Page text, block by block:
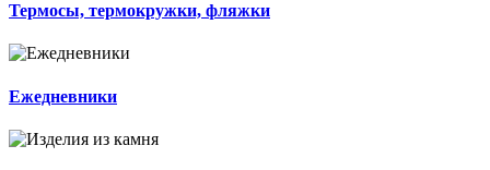
Термосы, термокружки, фляжки
Ежедневники